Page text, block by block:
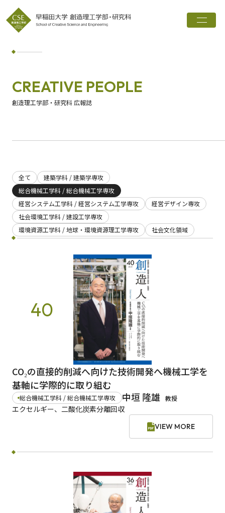
トップ
創造理工学部とは
インタビュー
ワード検索
検索
早稲田大学 理工学術院
交通アクセス
奨学金
日本語 English
CREATIVE PEOPLE
創造理工学部・研究科 広報誌
全て
建築学科 / 建築学専攻
総合機械工学科 / 総合機械工学専攻
経営システム工学科 / 経営システム工学専攻
経営デザイン専攻
社会環境工学科 / 建設工学専攻
環境資源工学科 / 地球・環境資源理工学専攻
社会文化領域
40
CO₂の直接的削減へ向けた技術開発へ機械工学を
基軸に学際的に取り組む
総合機械工学科 / 総合機械工学専攻 中垣 隆雄 教授
エクセルギー、二酸化炭素分離回収
VIEW MORE